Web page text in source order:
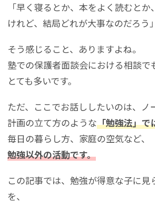
「早く寝るとか、本をよく読むとか
けれど、結局どれが大事なのだろう」
そう感じること、ありますよね。
塾での保護者面談会における相談で
とても多いです。
ただ、ここでお話ししたいのは、ノ
計画の立て方のような「勉強法」で
毎日の暮らし方、家庭の空気など、
勉強以外の活動です。
この記事では、勉強が得意な子に見
を、